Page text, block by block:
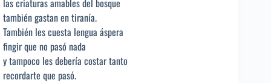
también gastan en tiranía.
También les cuesta lengua áspera
fingir que no pasó nada
y tampoco les debería costar tanto
recordarte que pasó.